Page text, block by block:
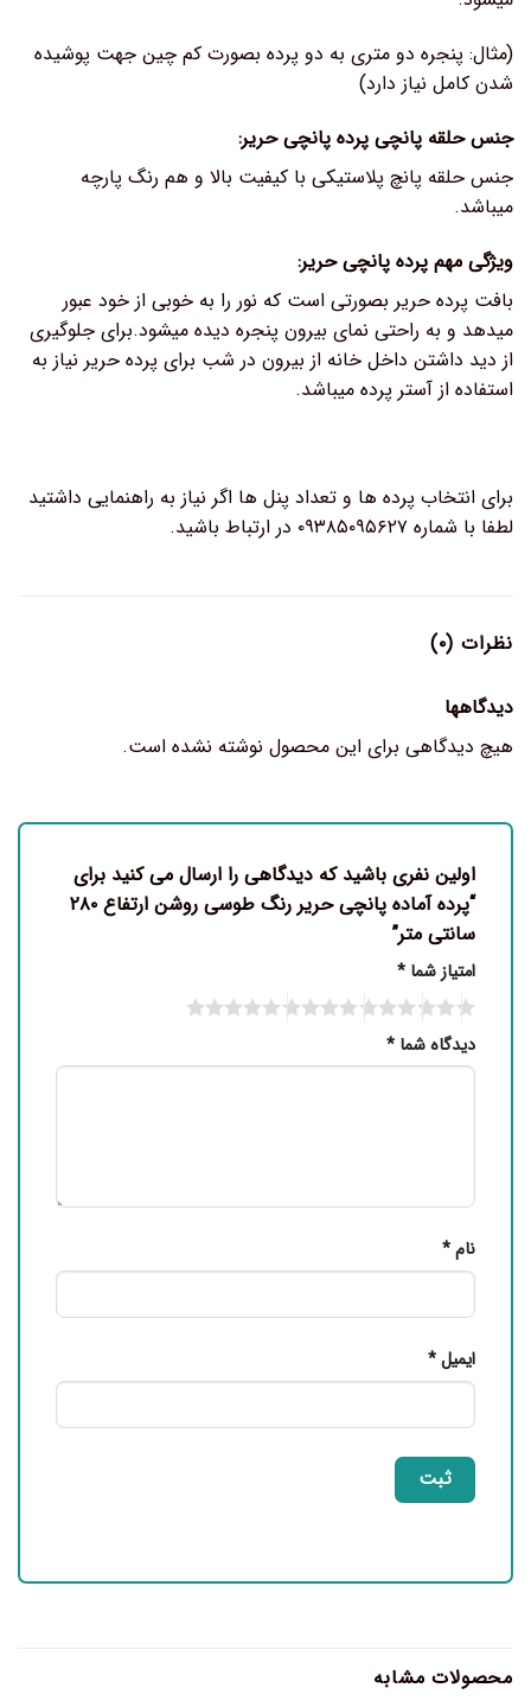
(مثال: پنجره دو متری به دو پرده بصورت کم چین جهت پوشیده
شدن کامل نیاز دارد)
جنس حلقه پانچی پرده پانچی حریر:
جنس حلقه پانچ پلاستیکی با کیفیت بالا و هم رنگ پارچه
میباشد.
ویژگی مهم پرده پانچی حریر:
بافت پرده حریر بصورتی است که نور را به خوبی از خود عبور
میدهد و به راحتی نمای بیرون پنجره دیده میشود.برای جلوگیری
از دید داشتن داخل خانه از بیرون در شب برای پرده حریر نیاز به
استفاده از آستر پرده میباشد.
برای انتخاب پرده ها و تعداد پنل ها اگر نیاز به راهنمایی داشتید
لطفا با شماره ۰۹۳۸۵۰۹۵۶۲۷ در ارتباط باشید.
نظرات (۰)
دیدگاهها
هیچ دیدگاهی برای این محصول نوشته نشده است.
اولین نفری باشید که دیدگاهی را ارسال می کنید برای
“پرده آماده پانچی حریر رنگ طوسی روشن ارتفاع ۲۸۰
سانتی متر”
امتیاز شما *
دیدگاه شما *
نام*
ایمیل*
محصولات مشابه